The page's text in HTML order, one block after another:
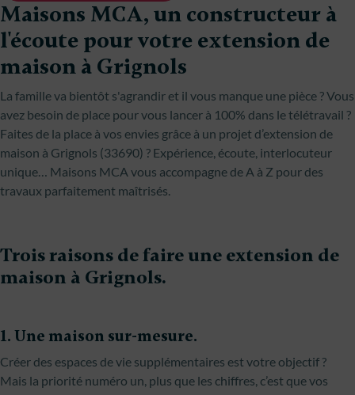
Maisons MCA, un constructeur à
l'écoute pour votre extension de
maison à Grignols
La famille va bientôt s'agrandir et il vous manque une pièce ? Vous
avez besoin de place pour vous lancer à 100% dans le télétravail ?
Faites de la place à vos envies grâce à un projet d’extension de
maison à Grignols (33690) ? Expérience, écoute, interlocuteur
unique… Maisons MCA vous accompagne de A à Z pour des
travaux parfaitement maîtrisés.
Trois raisons de faire une extension de
maison à Grignols.
1. Une maison sur-mesure.
Créer des espaces de vie supplémentaires est votre objectif ?
Mais la priorité numéro un, plus que les chiffres, c’est que vos